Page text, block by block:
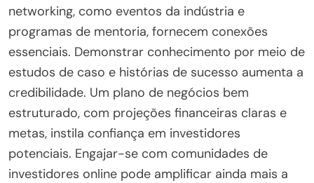
networking, como eventos da indústria e
programas de mentoria, fornecem conexões
essenciais. Demonstrar conhecimento por meio de
estudos de caso e histórias de sucesso aumenta a
credibilidade. Um plano de negócios bem
estruturado, com projeções financeiras claras e
metas, instila confiança em investidores
potenciais. Engajar-se com comunidades de
investidores online pode amplificar ainda mais a